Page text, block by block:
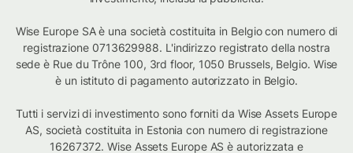
Wise Europe SA è una società costituita in Belgio con numero di
registrazione 0713629988. L'indirizzo registrato della nostra
sede è Rue du Trône 100, 3rd floor, 1050 Brussels, Belgio. Wise
è un istituto di pagamento autorizzato in Belgio.
Tutti i servizi di investimento sono forniti da Wise Assets Europe
AS, società costituita in Estonia con numero di registrazione
16267372. Wise Assets Europe AS è autorizzata e